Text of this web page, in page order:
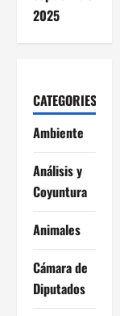
2025
CATEGORIES
Ambiente
Análisis y
Coyuntura
Animales
Cámara de
Diputados